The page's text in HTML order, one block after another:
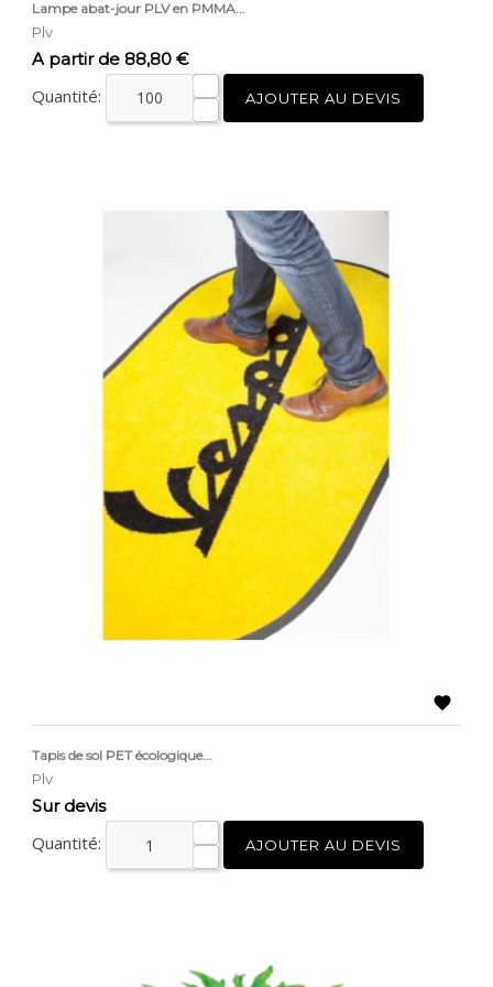
Lampe abat-jour PLV en PMMA...
Plv
Prix
A partir de 88,80 €
Quantité: AJOUTER AU DEVIS

Tapis de sol PET écologique...
Plv
Prix
Sur devis
Quantité: AJOUTER AU DEVIS